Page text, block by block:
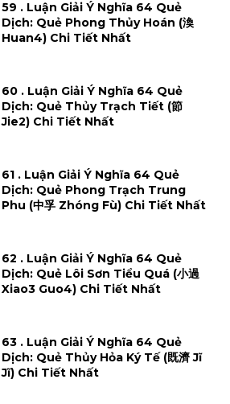
59 . Luận Giải Ý Nghĩa 64 Quẻ
Dịch: Quẻ Phong Thủy Hoán (渙
Huan4) Chi Tiết Nhất
60 . Luận Giải Ý Nghĩa 64 Quẻ
Dịch: Quẻ Thủy Trạch Tiết (節
Jie2) Chi Tiết Nhất
61 . Luận Giải Ý Nghĩa 64 Quẻ
Dịch: Quẻ Phong Trạch Trung
Phu (中孚 Zhóng Fù) Chi Tiết Nhất
62 . Luận Giải Ý Nghĩa 64 Quẻ
Dịch: Quẻ Lôi Sơn Tiểu Quá (小過
Xiao3 Guo4) Chi Tiết Nhất
63 . Luận Giải Ý Nghĩa 64 Quẻ
Dịch: Quẻ Thủy Hỏa Ký Tế (既濟 Jĩ
Jĩ) Chi Tiết Nhất